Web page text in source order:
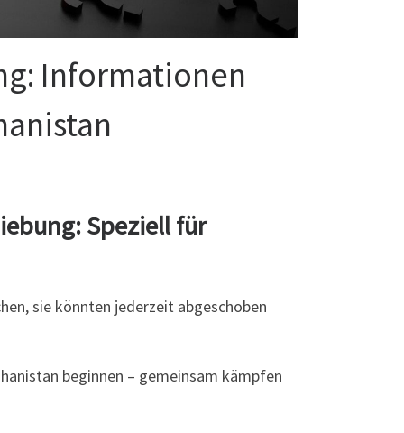
Informationen
Speziell für
sie könnten jederzeit abgeschoben
beginnen – gemeinsam kämpfen